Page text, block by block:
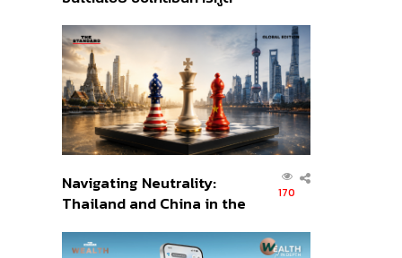
ส่วนยุทธศาสตร์ไทย –
อินโดนีเซีย
Navigating Neutrality:
Thailand and China in the
Order
170